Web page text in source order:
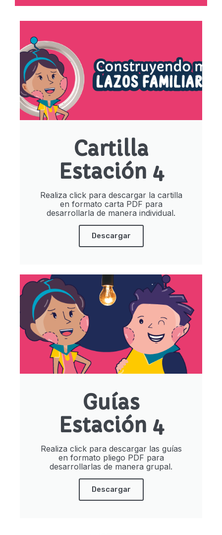
Cartilla
Estación 4
Realiza click para descargar la cartilla
en formato carta PDF para
desarrollarla de manera individual.
Descargar
Guías
Estación 4
Realiza click para descargar las guías
en formato pliego PDF para
desarrollarlas de manera grupal.
Descargar